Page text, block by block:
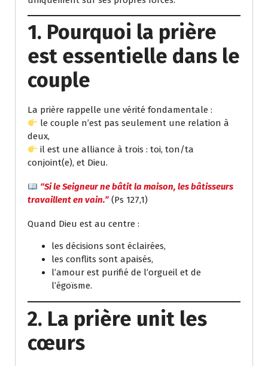
1. Pourquoi la prière
est essentielle dans le
couple
La prière rappelle une vérité fondamentale :
le couple n’est pas seulement une relation à
deux,
il est une alliance à trois : toi, ton/ta
conjoint(e), et Dieu.
“Si le Seigneur ne bâtit la maison, les bâtisseurs
travaillent en vain.” (Ps 127,1)
Quand Dieu est au centre :
les décisions sont éclairées,
les conflits sont apaisés,
l’amour est purifié de l’orgueil et de
l’égoïsme.
2. La prière unit les
cœurs